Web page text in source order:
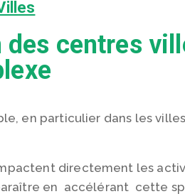
centres
en particulier dans les
directement les
en accélérant cette